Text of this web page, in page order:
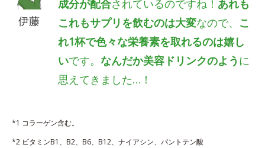
伊藤
成分が配合されているのですね！ あれも
これもサプリを飲むのは大変なので、 こ
れ1杯で色々な栄養素を取れるのは嬉し
いです。なんだか美容ドリンクのよう に
思えてきました…！
*1 コラーゲン含む。
*2 ビタミンB1、B2、B6、B12、ナイアシン、パントテン酸